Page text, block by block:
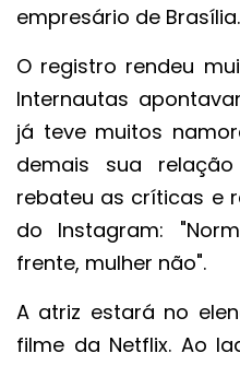
empresário de Brasília.
O registro rendeu
Internautas
já teve muitos
demais sua
rebateu as críticas e
do Instagram:
frente, mulher não".
A atriz estará no
filme da Netflix. Ao